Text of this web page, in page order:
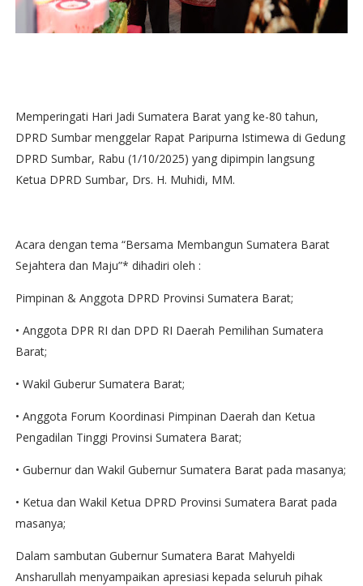
Memperingati Hari Jadi Sumatera Barat yang ke-80 tahun,
DPRD Sumbar menggelar Rapat Paripurna Istimewa di Gedung
DPRD Sumbar, Rabu (1/10/2025) yang dipimpin langsung
Ketua DPRD Sumbar, Drs. H. Muhidi, MM.
Acara dengan tema “Bersama Membangun Sumatera Barat
Sejahtera dan Maju”* dihadiri oleh :
Pimpinan & Anggota DPRD Provinsi Sumatera Barat;
• Anggota DPR RI dan DPD RI Daerah Pemilihan Sumatera
Barat;
• Wakil Guberur Sumatera Barat;
• Anggota Forum Koordinasi Pimpinan Daerah dan Ketua
Pengadilan Tinggi Provinsi Sumatera Barat;
• Gubernur dan Wakil Gubernur Sumatera Barat pada masanya;
• Ketua dan Wakil Ketua DPRD Provinsi Sumatera Barat pada
masanya;
Dalam sambutan Gubernur Sumatera Barat Mahyeldi
Ansharullah menyampaikan apresiasi kepada seluruh pihak